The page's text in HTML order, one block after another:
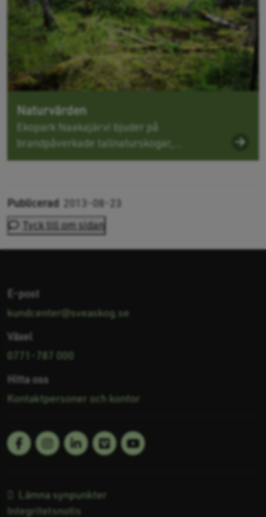
Naturvärden
Ekopark Naakajärvi bjuder på
brandpåverkade tallnaturskogar,...
Publicerad 2013-08-23
Tyck till om sidan
E-post
kundcenter@sveaskog.se
Växel
0771-787 000
Hitta oss
Kontaktpersoner och kontor
Följ oss på:
Facebook LinkedinVimeoYoutube
Lämna synpunkter
Integritetsnotis